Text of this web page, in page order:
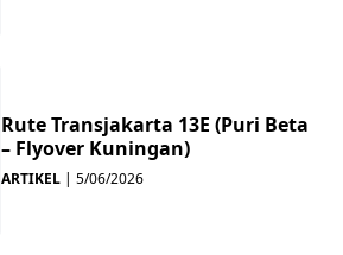
Rute Transjakarta 13E (Puri Beta
– Flyover Kuningan)
ARTIKEL | 5/06/2026